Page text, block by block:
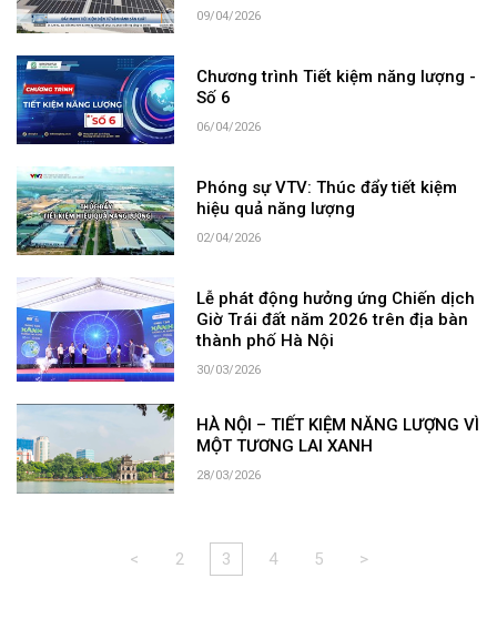
09/04/2026
Chương trình Tiết kiệm năng lượng -
Số 6
06/04/2026
Phóng sự VTV: Thúc đẩy tiết kiệm
hiệu quả năng lượng
02/04/2026
Lễ phát động hưởng ứng Chiến dịch
Giờ Trái đất năm 2026 trên địa bàn
thành phố Hà Nội
30/03/2026
HÀ NỘI – TIẾT KIỆM NĂNG LƯỢNG VÌ
MỘT TƯƠNG LAI XANH
28/03/2026
< 2 3 4 5 >